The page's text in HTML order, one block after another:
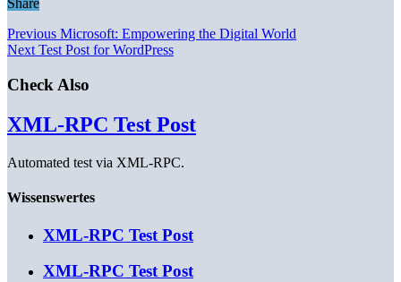
Share
Previous Microsoft: Empowering the Digital World
NextTest Post for WordPress
Check Also
XML-RPC Test Post
Automated test via XML-RPC.
Wissenswertes
XML-RPC Test Post
XML-RPC Test Post